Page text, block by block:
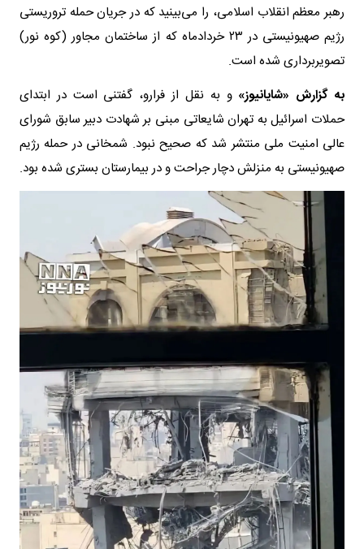
رهبر معظم انقلاب اسلامی، را می‌بینید که در جریان حمله تروریستی
رژیم صهیونیستی در ۲۳ خردادماه که از ساختمان مجاور (کوه نور)
تصویربرداری شده است.
به گزارش «شایانیوز»و به نقل از فرارو، گفتنی است در ابتدای
حملات اسرائیل به تهران شایعاتی مبنی بر شهادت دبیر سابق شورای
عالی امنیت ملی منتشر شد که صحیح نبود. شمخانی در حمله رژیم
صهیونیستی به منزلش دچار جراحت و در بیمارستان بستری شده بود.